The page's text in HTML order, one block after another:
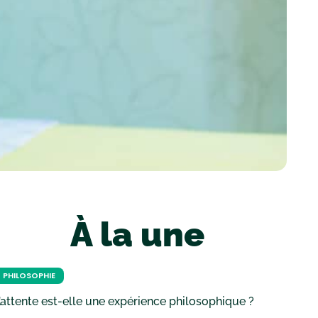
À la une
PHILOSOPHIE
est-elle une expérience philosophique ?